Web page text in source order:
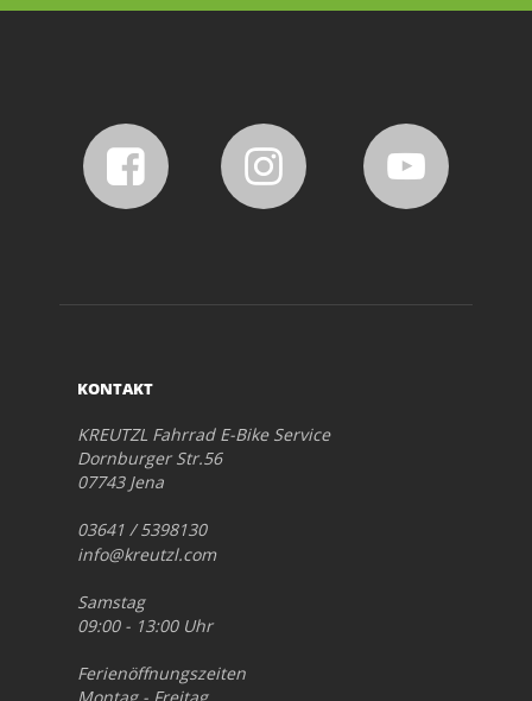
KONTAKT
KREUTZL Fahrrad E-Bike Service
Dornburger Str.56
07743 Jena
03641 / 5398130
info@kreutzl.com
Samstag
09:00 - 13:00 Uhr
Ferienöffnungszeiten